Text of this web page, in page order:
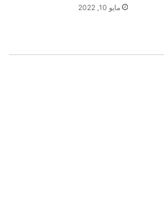
مايو 10, 2022